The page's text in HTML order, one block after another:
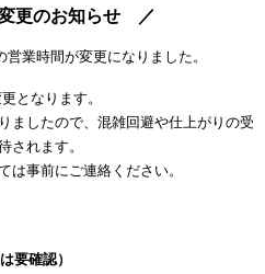
更のお知らせ ／
業時間が変更になりました。
となります。
ましたので、混雑回避や仕上がりの受
されます。
は事前にご連絡ください。
要確認）